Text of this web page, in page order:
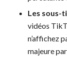
Les sous-
vidéos
n’affichez
majeure